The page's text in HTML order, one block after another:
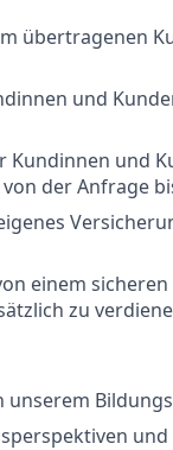
übertragenen
und
und
der Anfrage
einem
zu
unserem